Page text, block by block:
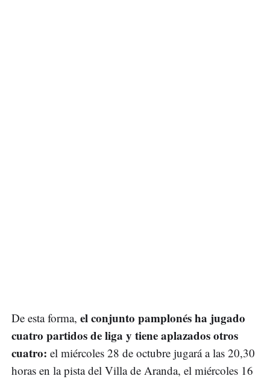
De esta forma, el conjunto pamplonés ha jugado
cuatro partidos de liga y tiene aplazados otros
cuatro: el miércoles 28 de octubre jugará a las 20,30
horas en la pista del Villa de Aranda, el miércoles 16